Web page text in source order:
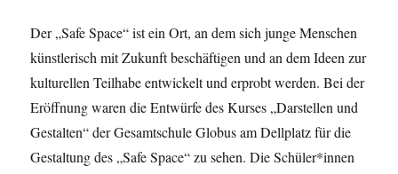
Der „Safe Space“ ist ein Ort, an dem sich junge Menschen
künstlerisch mit Zukunft beschäftigen und an dem Ideen zur
kulturellen Teilhabe entwickelt und erprobt werden. Bei der
Eröffnung waren die Entwürfe des Kurses „Darstellen und
Gestalten“ der Gesamtschule Globus am Dellplatz für die
Gestaltung des „Safe Space“ zu sehen. Die Schüler*innen